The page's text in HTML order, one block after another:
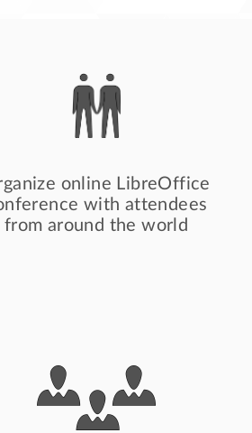
online LibreOffice
with attendees
from around the world